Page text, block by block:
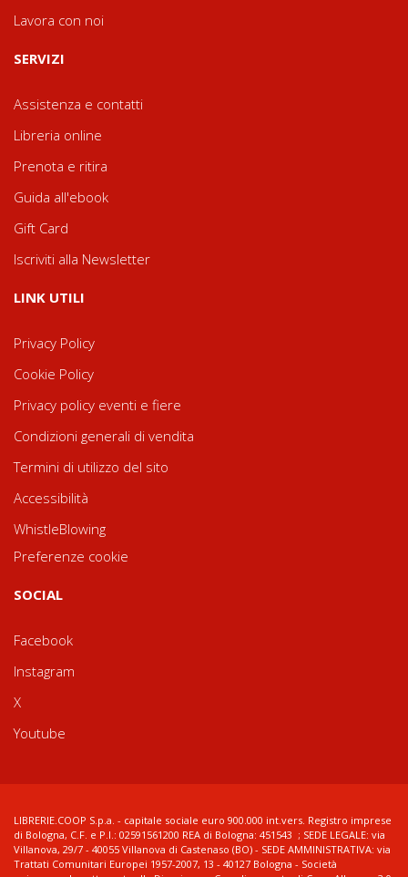
Lavora con noi
SERVIZI
Assistenza e contatti
Libreria online
Prenota e ritira
Guida all'ebook
Gift Card
Iscriviti alla Newsletter
LINK UTILI
Privacy Policy
Cookie Policy
Privacy policy eventi e fiere
Condizioni generali di vendita
Termini di utilizzo del sito
Accessibilità
WhistleBlowing
Preferenze cookie
SOCIAL
Facebook
Instagram
X
Youtube
LIBRERIE.COOP S.p.a. - capitale sociale euro 900.000 int.vers. Registro imprese
di Bologna, C.F. e P.I.: 02591561200 REA di Bologna: 451543 ; SEDE LEGALE: via
Villanova, 29/7 - 40055 Villanova di Castenaso (BO) - SEDE AMMINISTRATIVA: via
Trattati Comunitari Europei 1957-2007, 13 - 40127 Bologna - Società